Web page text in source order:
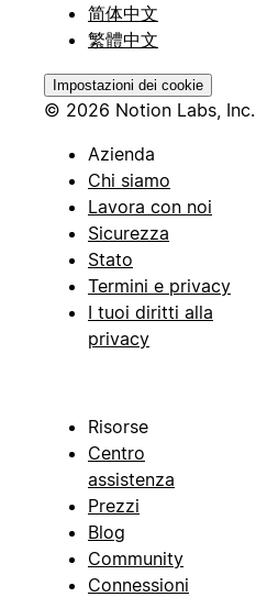
简体中文
繁體中文
Impostazioni dei cookie
© 2026 Notion Labs, Inc.
Azienda
Chi siamo
Lavora con noi
Sicurezza
Stato
Termini e privacy
I tuoi diritti alla
privacy
Risorse
Centro
assistenza
Prezzi
Blog
Community
Connessioni